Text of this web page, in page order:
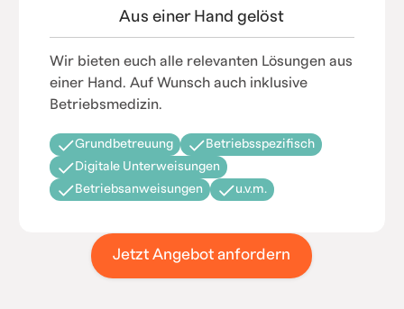
Aus einer Hand gelöst
Wir bieten euch alle relevanten Lösungen aus
einer Hand. Auf Wunsch auch inklusive
Betriebsmedizin.
Grundbetreuung
Betriebsspezifisch
Digitale Unterweisungen
Betriebsanweisungen
u.v.m.
Jetzt Angebot anfordern